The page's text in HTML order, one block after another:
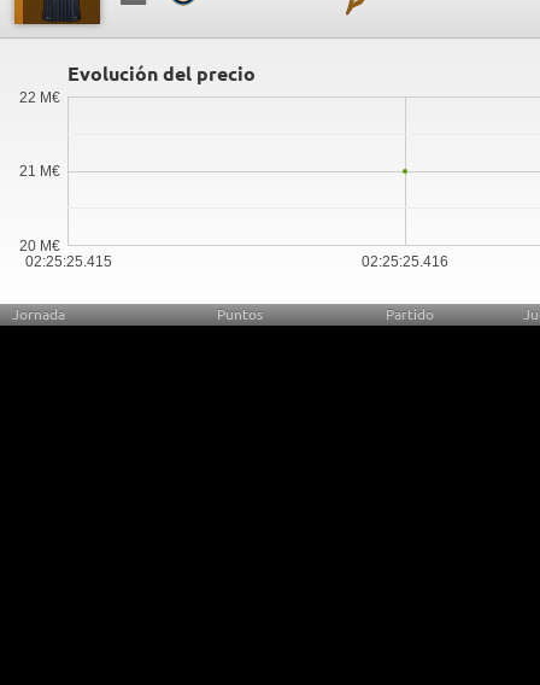
Evolución del precio
02:25:25.415 02:25:25.416
20 M€
21 M€
22 M€
Jornada Puntos Partido